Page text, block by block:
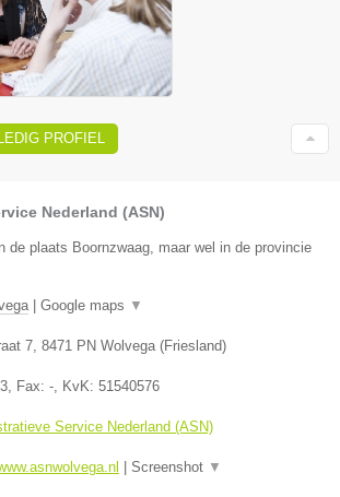
PROFIEL
Nederland (ASN)
de plaats Boornzwaag, maar wel in de provincie
| Google maps ▼
7, 8471 PN Wolvega(Friesland)
, Fax: -, KvK: 51540576
Service Nederland (ASN)
Screenshot ▼